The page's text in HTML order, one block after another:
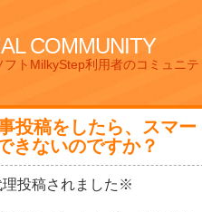
COMMUNITY
トMilkyStep利用者のコミュニ
投稿をしたら、スマー
きないのですか？
投稿されました※